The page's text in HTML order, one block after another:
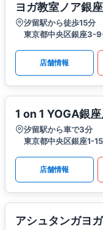
ヨガ教室ノア銀
汐留駅から徒歩15分
東京都中央区銀座3-
店舗情報
1 on 1 YOGA銀
汐留駅から車で3分
東京都中央区銀座1-
店舗情報
アシュタンガヨ